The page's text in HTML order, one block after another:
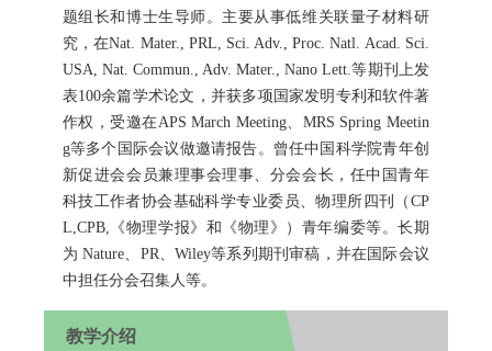
题组长和博士生导师。主要从事低维关联量子材料研
究，在Nat. Mater., PRL, Sci. Adv., Proc. Natl. Acad. Sci.
USA, Nat. Commun., Adv. Mater., Nano Lett.等期刊上发
表100余篇学术论文，并获多项国家发明专利和软件著
作权，受邀在APS March Meeting、MRS Spring Meetin
g等多个国际会议做邀请报告。 曾任中国科学院青年创
新促进会会员兼理事会理事、分会会长，任中国青年
科技工作者协会基础科学专业委员、物理所四刊（ CP
L,CPB,
《物理学报》和《物理》）青年编委等。长期
为 Nature、PR、Wiley等系列期刊审稿，并在国际会议
中担任分会召集人等。
教学介绍